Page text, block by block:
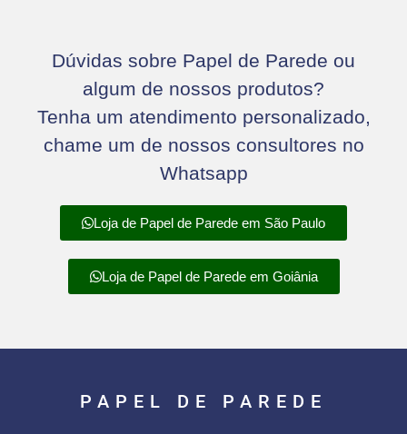
Dúvidas sobre Papel de Parede ou
algum de nossos produtos?
Tenha um atendimento personalizado,
chame um de nossos consultores no
Whatsapp
Loja de Papel de Parede em São Paulo
Loja de Papel de Parede em Goiânia
PAPEL DE PAREDE